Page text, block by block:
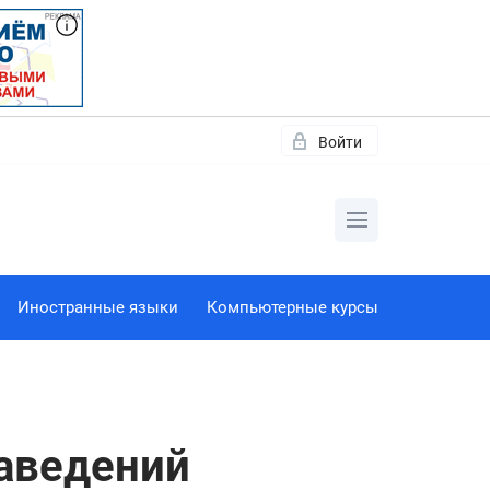
Войти
Иностранные языки Компьютерные курсы